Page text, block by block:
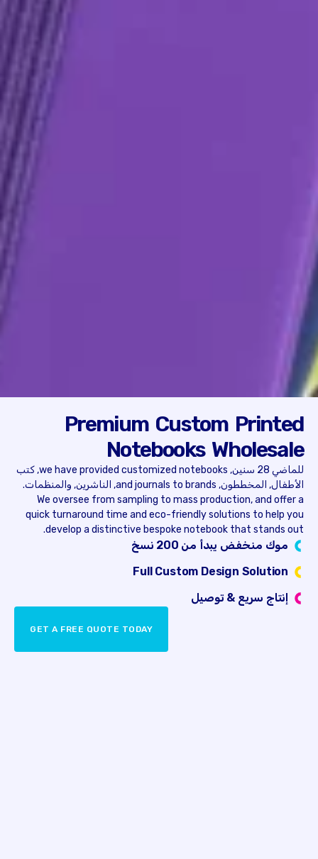
Premium Custom Printed
Notebooks Wholesale
للماضي 28 سنين, we have provided customized notebooks, كتب
الأطفال, المخططون,and journals to brands, الناشرين, والمنظمات.
We oversee from sampling to mass production,and offer a
quick turnaround time and eco-friendly solutions to help you
develop a distinctive bespoke notebook that stands out
.
موك منخفض يبدأ من 200 نسخ
Full Custom Design Solution
إنتاج سريع & توصيل
GET A FREE QUOTE TODAY